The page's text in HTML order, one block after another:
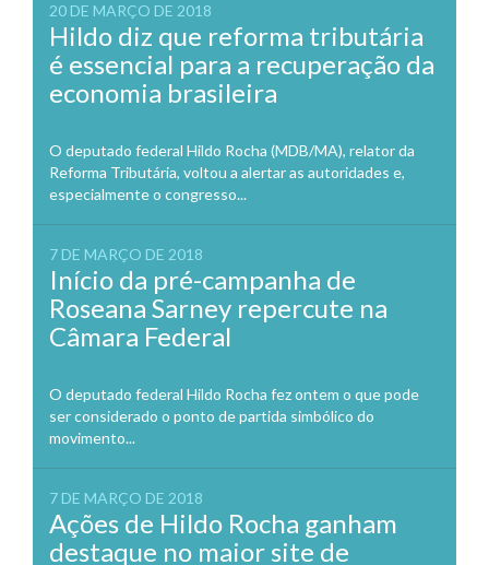
20 DE MARÇO DE 2018
Hildo diz que reforma tributária
é essencial para a recuperação da
economia brasileira
O deputado federal Hildo Rocha (MDB/MA), relator da
Reforma Tributária, voltou a alertar as autoridades e,
especialmente o congresso...
7 DE MARÇO DE 2018
Início da pré-campanha de
Roseana Sarney repercute na
Câmara Federal
O deputado federal Hildo Rocha fez ontem o que pode
ser considerado o ponto de partida simbólico do
movimento...
7 DE MARÇO DE 2018
Ações de Hildo Rocha ganham
destaque no maior site de